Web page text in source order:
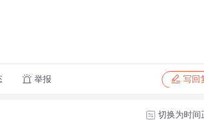
举报 写回
切换为时间